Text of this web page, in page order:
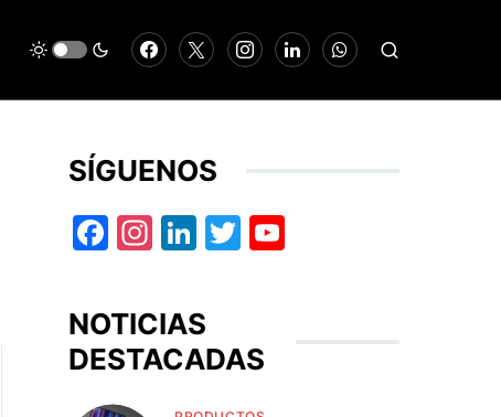
SÍGUENOS
Facebook
Instagram
LinkedIn
Twitter
NOTICIAS
DESTACADAS